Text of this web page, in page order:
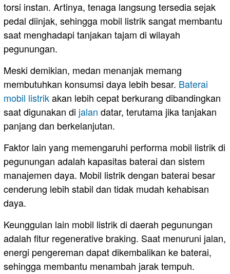
torsi instan. Artinya, tenaga langsung tersedia sejak
pedal diinjak, sehingga mobil listrik sangat membantu
saat menghadapi tanjakan tajam di wilayah
pegunungan.
Meski demikian, medan menanjak memang
membutuhkan konsumsi daya lebih besar. Baterai
mobil listrikakan lebih cepat berkurang dibandingkan
saat digunakan di jalan datar, terutama jika tanjakan
panjang dan berkelanjutan.
Faktor lain yang memengaruhi performa mobil listrik di
pegunungan adalah kapasitas baterai dan sistem
manajemen daya. Mobil listrik dengan baterai besar
cenderung lebih stabil dan tidak mudah kehabisan
daya.
Keunggulan lain mobil listrik di daerah pegunungan
adalah fitur regenerative braking. Saat menuruni jalan,
energi pengereman dapat dikembalikan ke baterai,
sehingga membantu menambah jarak tempuh.